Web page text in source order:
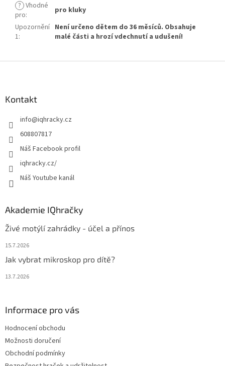
? Vhodné
pro:
pro kluky
Upozornění
1:
Není určeno dětem do 36 měsíců. Obsahuje
malé části a hrozí vdechnutí a udušení!
Kontakt
info@iqhracky.cz
608807817
Náš Facebook profil
iqhracky.cz/
Náš Youtube kanál
Akademie IQhračky
Živé motýlí zahrádky - účel a přínos
15.7.2026
Jak vybrat mikroskop pro dítě?
13.7.2026
Informace pro vás
Hodnocení obchodu
Možnosti doručení
Obchodní podmínky